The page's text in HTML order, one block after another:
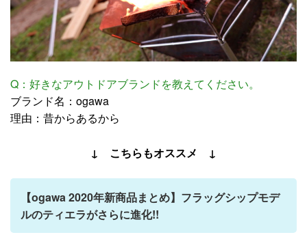
Q：好きなアウトドアブランドを教えてください。
ブランド名：ogawa
理由：昔からあるから
↓ こちらもオススメ ↓
【ogawa 2020年新商品まとめ】フラッグシップモデ
ルのティエラがさらに進化!!